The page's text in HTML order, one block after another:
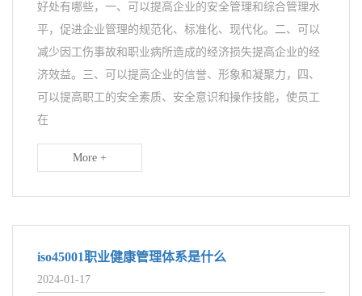
好处有哪些，一、可以提高企业的安全管理和综合管理水
平，促进企业管理的规范化、标准化、现代化。二、可以
减少因工伤事故和职业病所造成的经济损失提高企业的经
济效益。三、可以提高企业的信誉、形象和凝聚力，四、
可以提高职工的安全素质、安全意识和操作技能，使员工
在
More +
iso45001职业健康管理体系是什么
2024-01-17